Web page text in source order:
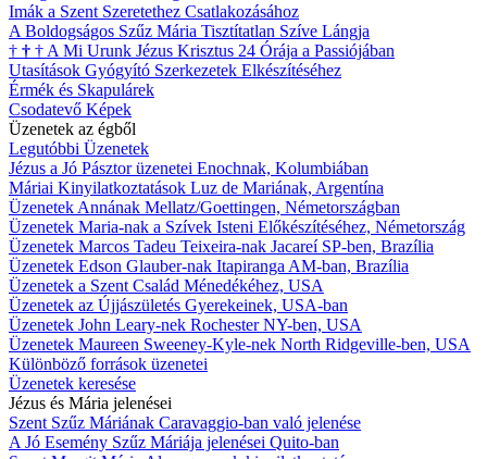
Imák a Szent Szeretethez Csatlakozásához
A Boldogságos Szűz Mária Tisztítatlan Szíve Lángja
† † † A Mi Urunk Jézus Krisztus 24 Órája a Passiójában
Utasítások Gyógyító Szerkezetek Elkészítéséhez
Érmék és Skapulárek
Csodatevő Képek
Üzenetek az égből
Legutóbbi Üzenetek
Jézus a Jó Pásztor üzenetei Enochnak, Kolumbiában
Máriai Kinyilatkoztatások Luz de Mariának, Argentína
Üzenetek Annának Mellatz/Goettingen, Németországban
Üzenetek Maria-nak a Szívek Isteni Előkészítéséhez, Németország
Üzenetek Marcos Tadeu Teixeira-nak Jacareí SP-ben, Brazília
Üzenetek Edson Glauber-nak Itapiranga AM-ban, Brazília
Üzenetek a Szent Család Ménedékéhez, USA
Üzenetek az Újjászületés Gyerekeinek, USA-ban
Üzenetek John Leary-nek Rochester NY-ben, USA
Üzenetek Maureen Sweeney-Kyle-nek North Ridgeville-ben, USA
Különböző források üzenetei
Üzenetek keresése
Jézus és Mária jelenései
Szent Szűz Máriának Caravaggio-ban való jelenése
A Jó Esemény Szűz Máriája jelenései Quito-ban